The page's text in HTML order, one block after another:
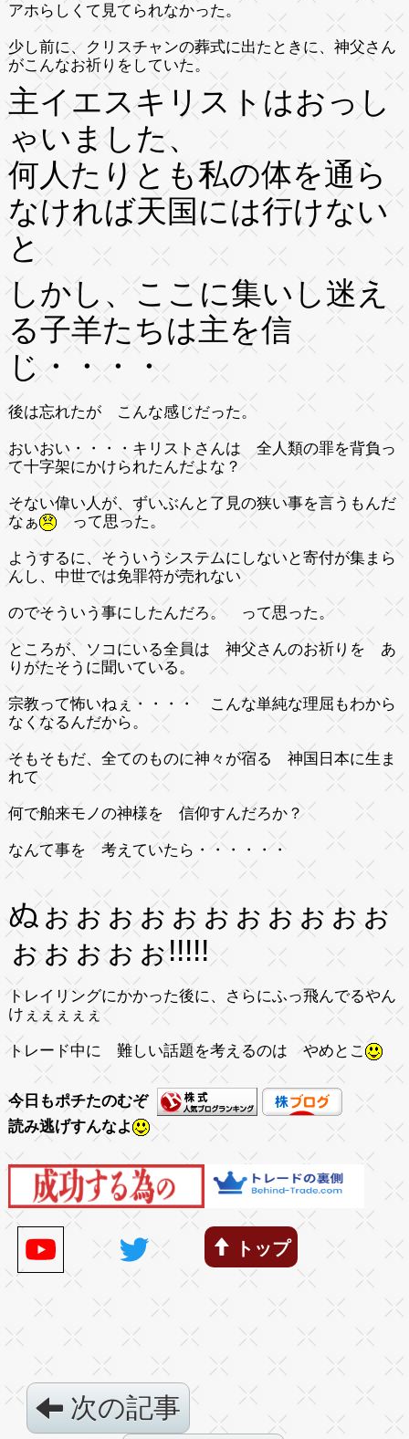
アホらしくて見てられなかった。
少し前に、クリスチャンの葬式に出たときに、神父さん
がこんなお祈りをしていた。
主イエスキリストはおっし
ゃいました、
何人たりとも私の体を通ら
なければ天国には行けない
と
しかし、ここに集いし迷え
る子羊たちは主を信
じ・・・・
後は忘れたが こんな感じだった。
おいおい・・・・キリストさんは 全人類の罪を背負っ
て十字架にかけられたんだよな？
そない偉い人が、ずいぶんと了見の狭い事を言うもんだ
なぁ
って思った。
ようするに、そういうシステムにしないと寄付が集まら
んし、中世では免罪符が売れない
のでそういう事にしたんだろ。 って思った。
ところが、ソコにいる全員は 神父さんのお祈りを あ
りがたそうに聞いている。
宗教って怖いねぇ・・・・ こんな単純な理屈もわから
なくなるんだから。
そもそもだ、全てのものに神々が宿る 神国日本に生ま
れて
何で舶来モノの神様を 信仰すんだろか？
なんて事を 考えていたら・・・・・・
ぬぉぉぉぉぉぉぉぉぉぉぉ
ぉぉぉぉぉ!!!!!
トレイリングにかかった後に、さらにふっ飛んでるやん
けぇぇぇぇぇ
トレード中に 難しい話題を考えるのは やめとこ
今日もポチたのむぞ
読み逃げすんなよ
トップ
次の記事